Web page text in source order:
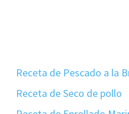
Receta de Pescado a la
Receta de Seco de pollo